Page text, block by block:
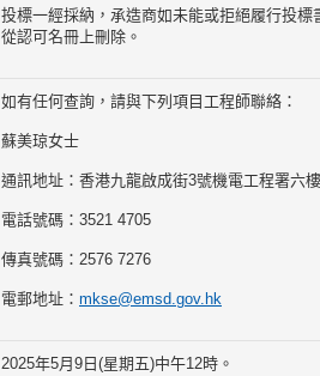
投標一經採納，承造商如未能或拒絕履行投標
從認可名冊上刪除。
如有任何查詢，請與下列項目工程師聯絡：
蘇美琼女士
通訊地址：香港九龍啟成街3號機電工程署六
電話號碼：3521 4705
傳真號碼：2576 7276
電郵地址： mkse@emsd.gov.hk
2025年5月9日(星期五)中午12時。